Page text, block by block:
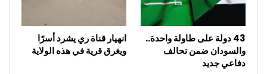
43 دولة على طاولة واحدة..
والسودان ضمن تحالف
دفاعي جديد
انهيار قناة ري يشرد أسرًا
ويغرق قرية في هذه الولاية